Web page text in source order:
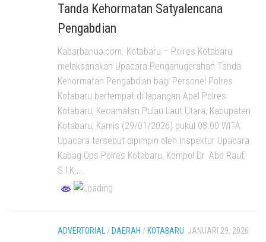
Tanda Kehormatan Satyalencana
Pengabdian
Kabarbanua,com. Kotabaru – Polres Kotabaru
melaksanakan Upacara Penganugerahan Tanda
Kehormatan Pengabdian bagi Personel Polres
Kotabaru bertempat di lapangan Apel Polres
Kotabaru, Kecamatan Pulau Laut Utara, Kabupaten
Kotabaru, Kamis (29/01/2026) pukul 08.00 WITA.
Upacara tersebut dipimpin oleh Inspektur Upacara
Kabag Ops Polres Kotabaru, Kompol Dr. Abd Rauf,
S.I.K.,...
ADVERTORIAL / DAERAH / KOTABARU JANUARI 29, 2026